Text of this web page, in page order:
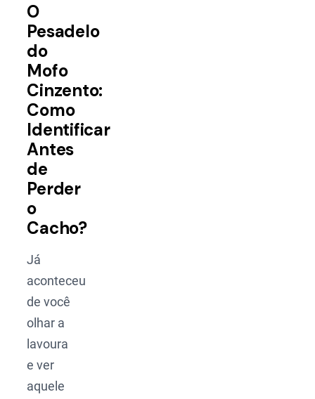
O
Pesadelo
do
Mofo
Cinzento:
Como
Identificar
Antes
de
Perder
o
Cacho?
Já
aconteceu
de você
olhar a
lavoura
e ver
aquele